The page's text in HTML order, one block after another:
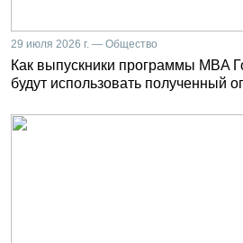
29 июля 2026 г. — Общество
Как выпускники программы MBA
будут использовать полученный